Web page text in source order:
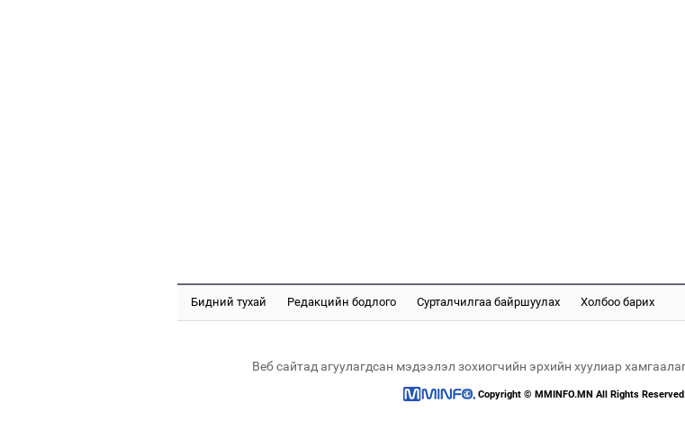
Бидний тухай Редакцийн бодлого Сурталчилгаа байршуулах Холбоо барих
Веб сайтад агуулагдсан мэдээлэл зохиогчийн эрхийн хуулиар
Copyright © MMINFO.MN All Rights